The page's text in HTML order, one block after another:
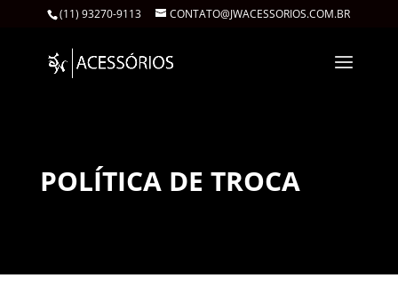
(11) 93270-9113 CONTATO@JWACESSORIOS.COM.BR
POLÍTICA DE TROCA